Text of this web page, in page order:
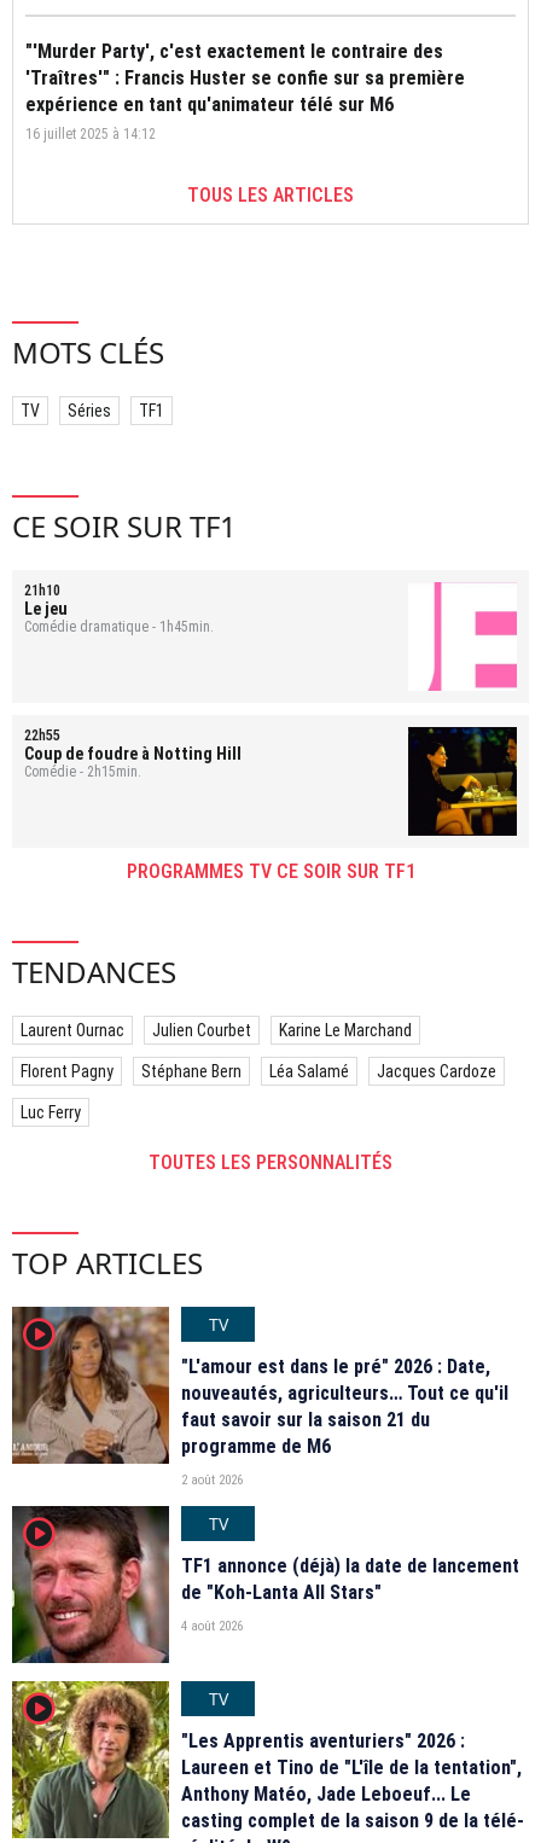
"'Murder Party', c'est exactement le contraire des
'Traîtres'" : Francis Huster se confie sur sa première
expérience en tant qu'animateur télé sur M6
16 juillet 2025 à 14:12
TOUS LES ARTICLES
MOTS CLÉS
TV Séries TF1
CE SOIR SUR TF1
21h10
Le jeu
Comédie dramatique - 1h45min.
22h55
Coup de foudre à Notting Hill
Comédie - 2h15min.
PROGRAMMES TV CE SOIR SUR TF1
TENDANCES
Laurent Ournac Julien Courbet Karine Le Marchand
Florent Pagny Stéphane Bern Léa Salamé Jacques Cardoze
Luc Ferry
TOUTES LES PERSONNALITÉS
TOP ARTICLES
player2
TV
"L'amour est dans le pré" 2026 : Date,
nouveautés, agriculteurs… Tout ce qu'il
faut savoir sur la saison 21 du
programme de M6
2 août 2026
player2
TV
TF1 annonce (déjà) la date de lancement
de "Koh-Lanta All Stars"
4 août 2026
player2
TV
"Les Apprentis aventuriers" 2026 :
Laureen et Tino de "L'île de la tentation",
Anthony Matéo, Jade Leboeuf... Le
casting complet de la saison 9 de la télé-